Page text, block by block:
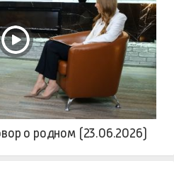
о родном (23.06.2026)